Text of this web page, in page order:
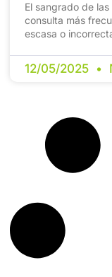
El sangrado de
consulta más
escasa o
12/05/2025